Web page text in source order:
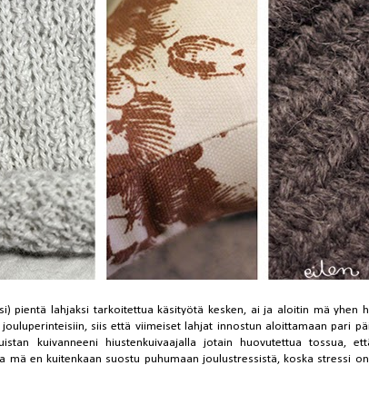
pientä lahjaksi tarkoitettua käsityötä kesken, ai ja aloitin mä yhen
siis että viimeiset lahjat innostun aloittamaan pari
kuivanneeni hiustenkuivaajalla jotain huovutettua tossua,
mä en kuitenkaan suostu puhumaan joulustressistä, koska stressi